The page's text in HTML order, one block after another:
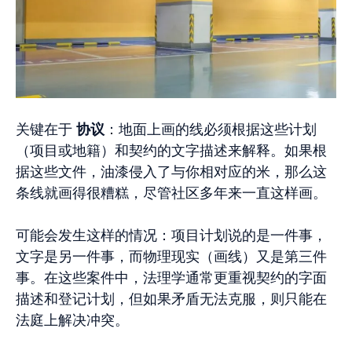
关键在于 协议 ：地面上画的线必须根据这些计划
（项目或地籍）和契约的文字描述来解释。如果根
据这些文件，油漆侵入了与你相对应的米，那么这
条线就画得很糟糕，尽管社区多年来一直这样画。
可能会发生这样的情况：项目计划说的是一件事，
文字是另一件事，而物理现实（画线）又是第三件
事。在这些案件中，法理学通常更重视契约的字面
描述和登记计划，但如果矛盾无法克服，则只能在
法庭上解决冲突。